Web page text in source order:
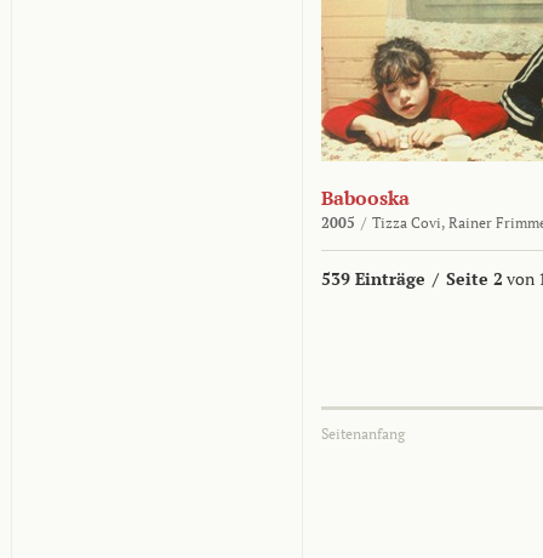
Babooska
2005 / Tizza Covi, Rainer
539 Einträge / Seite 2 von
Seitenanfang